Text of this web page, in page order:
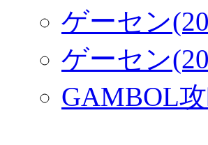
ゲーセン
ゲーセン
GAMBOL